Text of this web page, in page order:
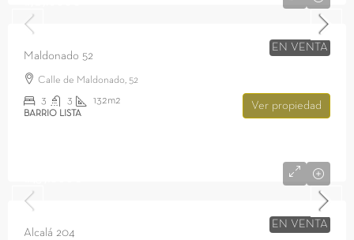
EN VENTA
Maldonado 52
Calle de Maldonado, 52
3 3 132m2
BARRIO LISTA
Ver propiedad
EN VENTA
Alcalá 204